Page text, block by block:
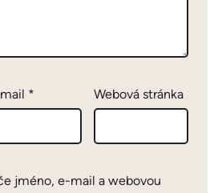
* Webová stránka
jméno, e-mail a webovou